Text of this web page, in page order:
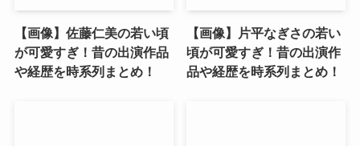
【画像】佐藤仁美の若い頃
が可愛すぎ！昔の出演作品
や経歴を時系列まとめ！
【画像】片平なぎさの若い
頃が可愛すぎ！昔の出演作
品や経歴を時系列まとめ！